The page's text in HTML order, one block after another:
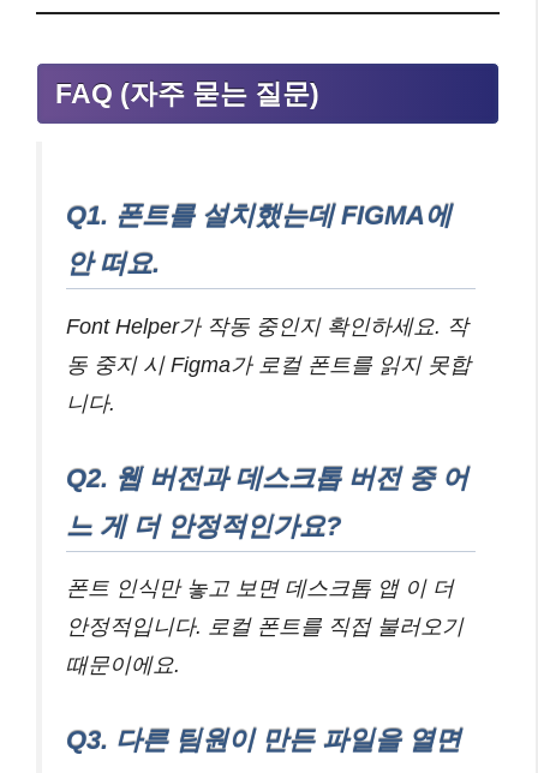
FAQ (자주 묻는 질문)
Q1. 폰트를 설치했는데 FIGMA에
안 떠요.
Font Helper가 작동 중인지 확인하세요. 작
동 중지 시 Figma가 로컬 폰트를 읽지 못합
니다.
Q2. 웹 버전과 데스크톱 버전 중 어
느 게 더 안정적인가요?
폰트 인식만 놓고 보면 데스크톱 앱 이 더
안정적입니다. 로컬 폰트를 직접 불러오기
때문이에요.
Q3. 다른 팀원이 만든 파일을 열면